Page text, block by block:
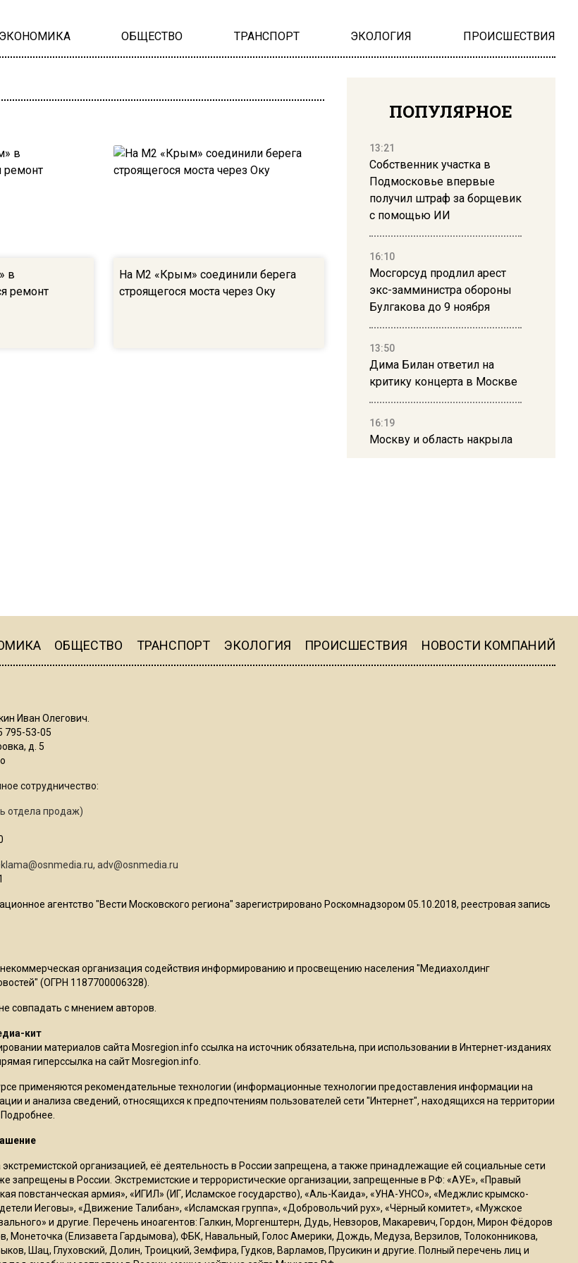
ЭКОНОМИКА ОБЩЕСТВО ТРАНСПОРТ ЭКОЛОГИЯ ПРОИСШЕСТВИЯ
в
ремонт
На М2 «Крым» соединили берега
строящегося моста через Оку
ПОПУЛЯРНОЕ
13:21
Собственник участка в
Подмосковье впервые
получил штраф за борщевик
с помощью ИИ
16:10
Мосгорсуд продлил арест
экс-замминистра обороны
Булгакова до 9 ноября
13:50
Дима Билан ответил на
критику концерта в Москве
16:19
Москву и область накрыла
Telegram после обвинений
Роман Терюшков назвал
причину банкротства
13:27
Сотрудники хлебозавода в
Балашихе массово
22:07
Резкое похолодание с
грозами придет в
Подмосковье 21 июля
ОБЩЕСТВО ТРАНСПОРТ ЭКОЛОГИЯ ПРОИСШЕСТВИЯ НОВОСТИ КОМПАНИЙ
Иван Олегович.
795-53-05
д. 5
сотрудничество:
отдела продаж)
, adv@osnmedia.ru
агентство "Вести Московского региона" зарегистрировано Роскомнадзором 05.10.2018, реестровая запись
организация содействия информированию и просвещению населения "Медиахолдинг
(ОГРН 1187700006328).
совпадать с мнением авторов.
кит
материалов сайта Mosregion.info ссылка на источник обязательна, при использовании в Интернет-изданиях
гиперссылка на сайт Mosregion.info.
применяются рекомендательные технологии (информационные технологии предоставления информации на
и анализа сведений, относящихся к предпочтениям пользователей сети "Интернет", находящихся на территории
Подробнее
организацией, её деятельность в России запрещена, а также принадлежащие ей социальные сети
запрещены в России. Экстремистские и террористические организации, запрещенные в РФ: «АУЕ», «Правый
повстанческая армия», «ИГИЛ» (ИГ, Исламское государство), «Аль-Каида», «УНА-УНСО», «Меджлис крымско-
Иеговы», «Движение Талибан», «Исламская группа», «Добровольчий рух», «Чёрный комитет», «Мужское
и другие. Перечень иноагентов: Галкин, Моргенштерн, Дудь, Невзоров, Макаревич, Гордон, Мирон Фёдоров
Монеточка (Елизавета Гардымова), ФБК, Навальный, Голос Америки, Дождь, Медуза, Верзилов, Толоконникова,
Шац, Глуховский, Долин, Троицкий, Земфира, Гудков, Варламов, Прусикин и другие. Полный перечень лиц и